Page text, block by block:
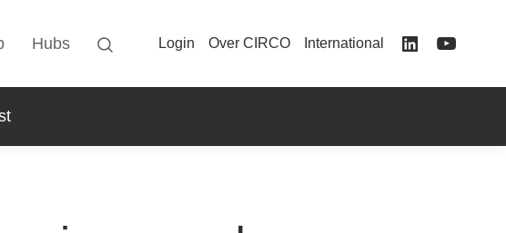
Hubs Login Over CIRCO International